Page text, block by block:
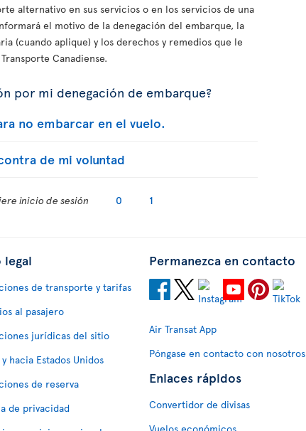
alternativo en sus servicios o en los servicios de una
el motivo de la denegación del embarque, la
(cuando aplique) y los derechos y remedios que le
Canadiense.
por mi denegación de embarque?
no embarcar en el vuelo.
de mi voluntad
inicio de sesión 0 1
legal
de transporte y tarifas
al pasajero
jurídicas del sitio
y hacia Estados Unidos
de reserva
de privacidad
Permanezca en contacto
Air Transat App
Póngase en contacto con nosotros
Enlaces rápidos
Convertidor de divisas